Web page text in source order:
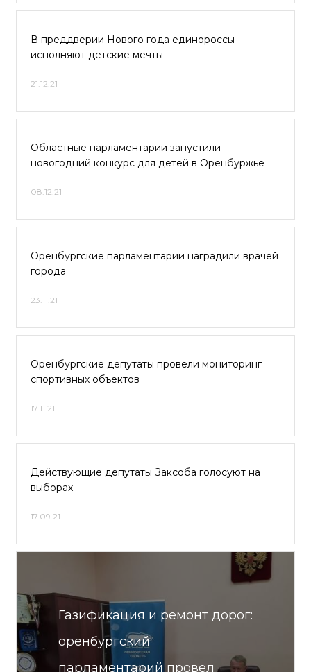
В преддверии Нового года единороссы
исполняют детские мечты
21.12.21
Областные парламентарии запустили
новогодний конкурс для детей в Оренбуржье
08.12.21
Оренбургские парламентарии наградили врачей
города
23.11.21
Оренбургские депутаты провели мониторинг
спортивных объектов
17.11.21
Действующие депутаты Заксоба голосуют на
выборах
17.09.21
Газификация и ремонт дорог:
оренбургский
парламентарий провел